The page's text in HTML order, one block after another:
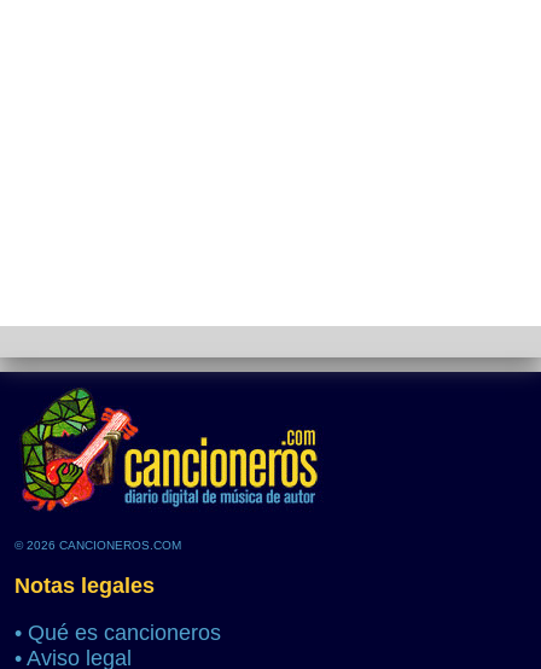
© 2026 CANCIONEROS.COM
Notas legales
• Qué es cancioneros
• Aviso legal